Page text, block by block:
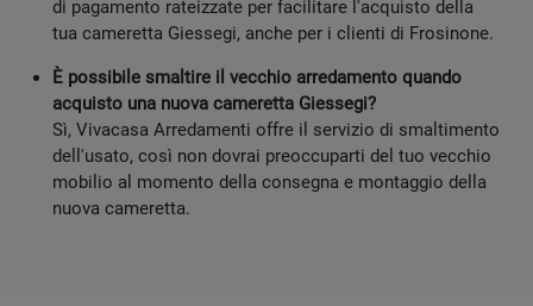
di pagamento rateizzate per facilitare l'acquisto della
tua cameretta Giessegi, anche per i clienti di Frosinone.
È possibile smaltire il vecchio arredamento quando
acquisto una nuova cameretta Giessegi?
Sì, Vivacasa Arredamenti offre il servizio di smaltimento
dell'usato, così non dovrai preoccuparti del tuo vecchio
mobilio al momento della consegna e montaggio della
nuova cameretta.